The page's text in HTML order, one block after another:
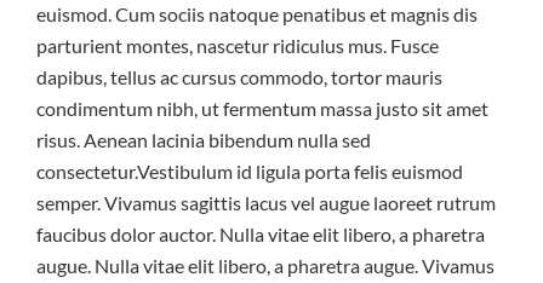
euismod. Cum sociis natoque penatibus et magnis dis
parturient montes, nascetur ridiculus mus. Fusce
dapibus, tellus ac cursus commodo, tortor mauris
condimentum nibh, ut fermentum massa justo sit amet
risus. Aenean lacinia bibendum nulla sed
consectetur.Vestibulum id ligula porta felis euismod
semper. Vivamus sagittis lacus vel augue laoreet rutrum
faucibus dolor auctor. Nulla vitae elit libero, a pharetra
augue. Nulla vitae elit libero, a pharetra augue. Vivamus